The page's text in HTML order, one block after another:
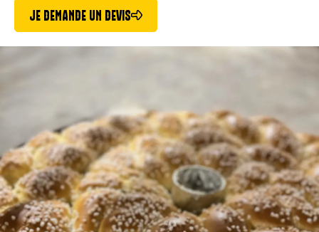
JE DEMANDE UN DEVIS